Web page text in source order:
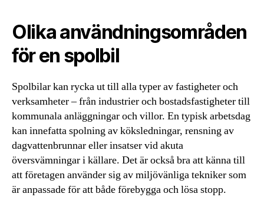
Olika användningsområden
för en spolbil
Spolbilar kan rycka ut till alla typer av fastigheter och
verksamheter – från industrier och bostadsfastigheter till
kommunala anläggningar och villor. En typisk arbetsdag
kan innefatta spolning av köksledningar, rensning av
dagvattenbrunnar eller insatser vid akuta
översvämningar i källare. Det är också bra att känna till
att företagen använder sig av miljövänliga tekniker som
är anpassade för att både förebygga och lösa stopp.